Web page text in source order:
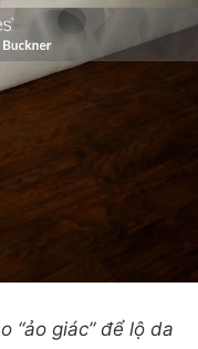
“ảo giác” để lộ da